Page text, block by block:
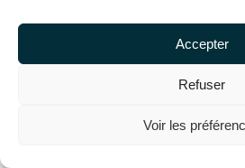
Accepter
Refuser
Voir les
Copyright Centrale Innovation ©